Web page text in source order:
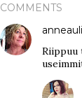
COMMENTS
Riippuu